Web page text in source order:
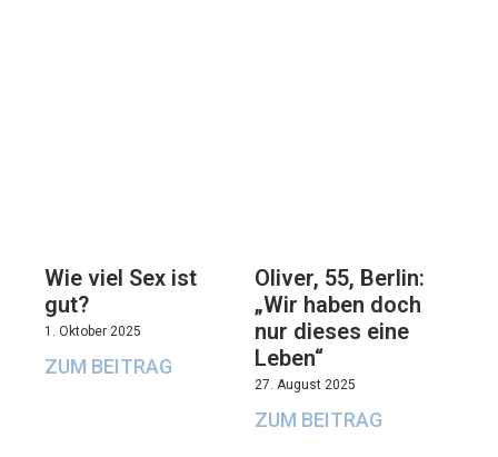
Wie viel Sex ist
gut?
1. Oktober 2025
ZUM BEITRAG
Oliver, 55, Berlin:
„Wir haben doch
nur dieses eine
Leben“
27. August 2025
ZUM BEITRAG